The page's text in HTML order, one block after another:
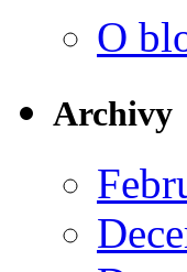
O
Archivy